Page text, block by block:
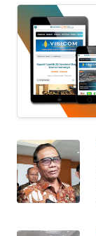
DAERAH
POLHUKAM
KRIMINAL
EKUIN
SAINS-TEKNO